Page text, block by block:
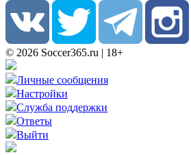
© 2026 Soccer365.ru | 18+
Личные сообщения
Настройки
Служба поддержки
Ответы
Выйти